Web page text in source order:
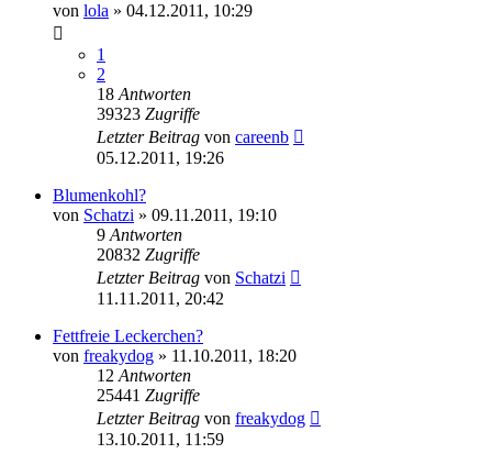
von lola » 04.12.2011, 10:29
1
2
18 Antworten
39323 Zugriffe
Letzter Beitrag von careenb
05.12.2011, 19:26
Blumenkohl?
von Schatzi » 09.11.2011, 19:10
9 Antworten
20832 Zugriffe
Letzter Beitrag von Schatzi
11.11.2011, 20:42
Fettfreie Leckerchen?
von freakydog » 11.10.2011, 18:20
12 Antworten
25441 Zugriffe
Letzter Beitrag von freakydog
13.10.2011, 11:59